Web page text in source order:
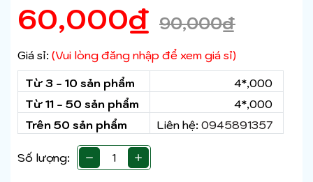
60,000₫ 90,000₫
Giá sỉ: (Vui lòng đăng nhập để xem giá sỉ)
Từ 3 - 10 sản phẩm
4*,000
Từ 11 - 50 sản phẩm
4*,000
Trên 50 sản phẩm
Liên hệ: 0945891357
Số lượng: